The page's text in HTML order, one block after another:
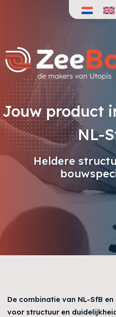
Jouw product
NL-
Heldere
De combinatie van NL-SfB
voor structuur en